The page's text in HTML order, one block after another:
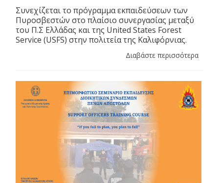
Συνεχίζεται το πρόγραμμα εκπαιδεύσεων των
Πυροσβεστών στο πλαίσιο συνεργασίας μεταξύ
του Π.Σ Ελλάδας και της United States Forest
Service (USFS) στην πολιτεία της Καλιφόρνιας.
Διαβάστε περισσότερα